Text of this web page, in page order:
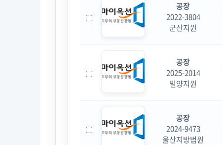
공장
2022-3804
군산지원
공장
2025-2014
밀양지원
공장
2024-9473
울산지방법원